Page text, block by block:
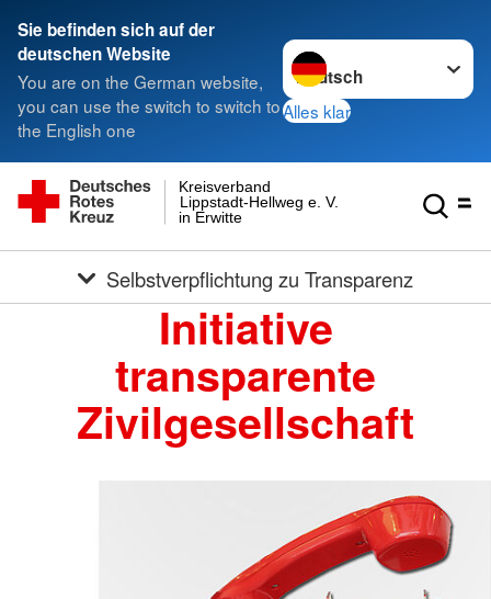
Sie befinden sich auf der
deutschen Website
You are on the German website,
you can use the switch to switch to
the English one
Sprache wechseln zu
Alles klar
in Erwitte
Lippstadt-Hellweg e. V.
Kreisverband
Selbstverpflichtung zu Transparenz
Initiative
transparente
Zivilgesellschaft